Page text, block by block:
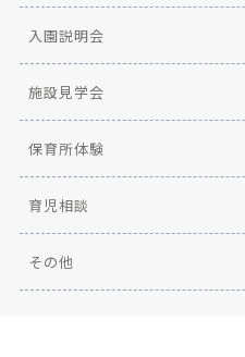
入園説明会
施設見学会
保育所体験
育児相談
その他